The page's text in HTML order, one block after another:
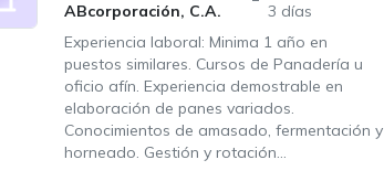
ABcorporación, C.A.
3 días
Experiencia laboral: Minima 1 año en
puestos similares. Cursos de Panadería u
oficio afín. Experiencia demostrable en
elaboración de panes variados.
Conocimientos de amasado, fermentación y
horneado. Gestión y rotación...